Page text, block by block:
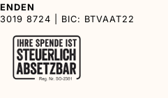
8724 | BIC: BTVAAT22